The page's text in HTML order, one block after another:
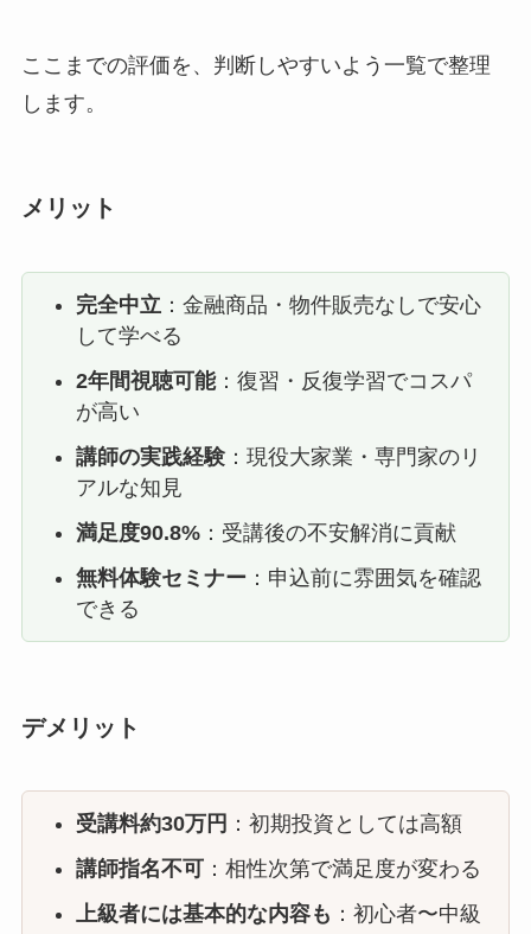
ここまでの評価を、判断しやすいよう一覧で整理
します。
メリット
完全中立 ：金融商品・物件販売なしで安心
して学べる
2年間視聴可能：復習・反復学習でコスパ
が高い
講師の実践経験：現役大家業・専門家のリ
アルな知見
満足度90.8%：受講後の不安解消に貢献
無料体験セミナー ：申込前に雰囲気を確認
できる
デメリット
受講料約30万円 ：初期投資としては高額
講師指名不可：相性次第で満足度が変わる
上級者には基本的な内容も ：初心者〜中級